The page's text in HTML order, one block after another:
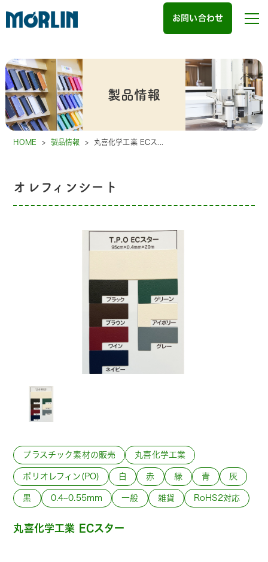
お問い合わせ
製品情報
HOME > 製品情報 > 丸喜化学工業 ECス...
オレフィンシート
プラスチック素材の販売 丸喜化学工業
ポリオレフィン(PO) 白 赤 緑 青 灰
黒 0.4~0.55mm 一般 雑貨 RoHS2対応
丸喜化学工業 ECスター